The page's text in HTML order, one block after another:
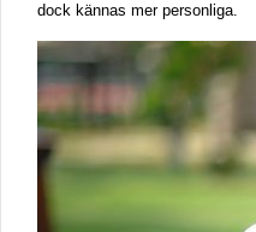
dock kännas mer personliga.